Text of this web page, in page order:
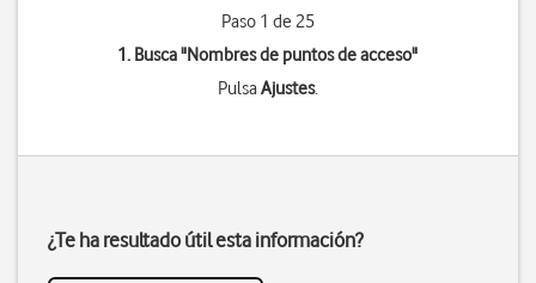
Paso 1 de 25
1. Busca "Nombres de puntos de acceso"
PulsaAjustes.
¿Te ha resultado útil esta información?